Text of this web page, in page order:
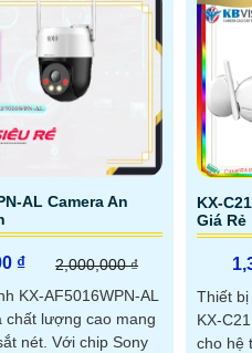
giúp quan sát ban
như ban ngày
màu
cảnh
nhu
đình
hợp lý
AL Camera An
₫
2,000,000 ₫
KX-AF5016WPN-AL
chất lượng cao mang
Sony
KX-
Giá Rẻ
Thiết
KX-
cho hệ